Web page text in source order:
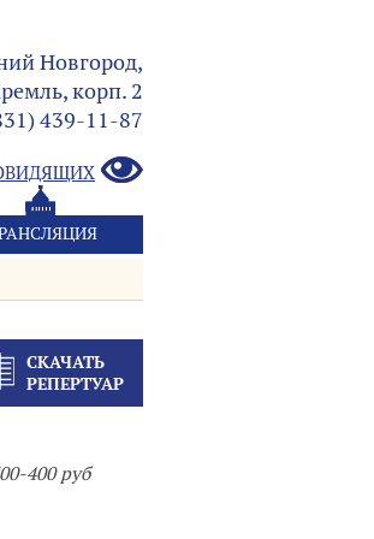
Новгород,
корп. 2
439-11-87
СКАЧАТЬ
РЕПЕРТУАР
400 руб